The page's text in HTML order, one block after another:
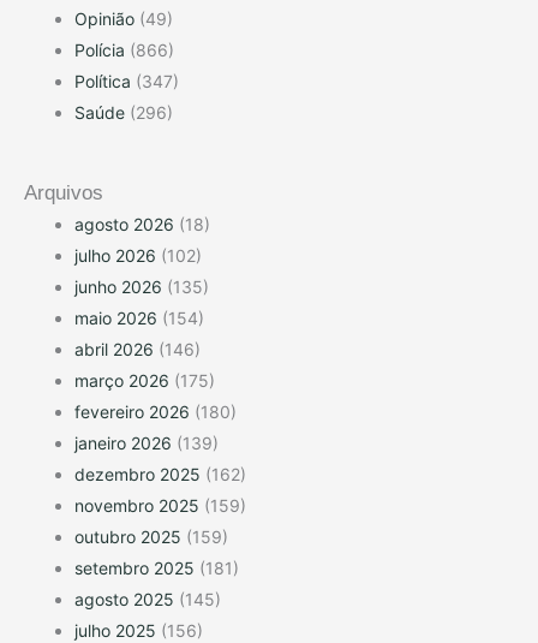
Opinião (49)
Polícia (866)
Política (347)
Saúde (296)
Arquivos
agosto 2026 (18)
julho 2026 (102)
junho 2026 (135)
maio 2026 (154)
abril 2026 (146)
março 2026 (175)
fevereiro 2026 (180)
janeiro 2026 (139)
dezembro 2025 (162)
novembro 2025 (159)
outubro 2025 (159)
setembro 2025 (181)
agosto 2025 (145)
julho 2025 (156)